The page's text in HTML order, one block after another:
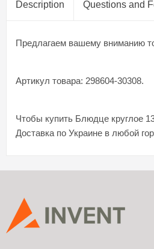
Description Questions and
Предлагаем вашему вниманию
Артикул товара: 298604-30308.
Чтобы купить Блюдце круглое
Доставка по Украине в любой